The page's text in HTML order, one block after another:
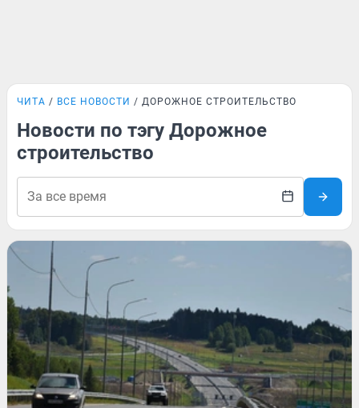
ЧИТА ВСЕ НОВОСТИ ДОРОЖНОЕ СТРОИТЕЛЬСТВО
Новости по тэгу Дорожное
строительство